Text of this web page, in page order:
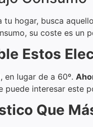
hogar, busca
su coste es un
Estos
en lugar de a 60º.
interesar
Que